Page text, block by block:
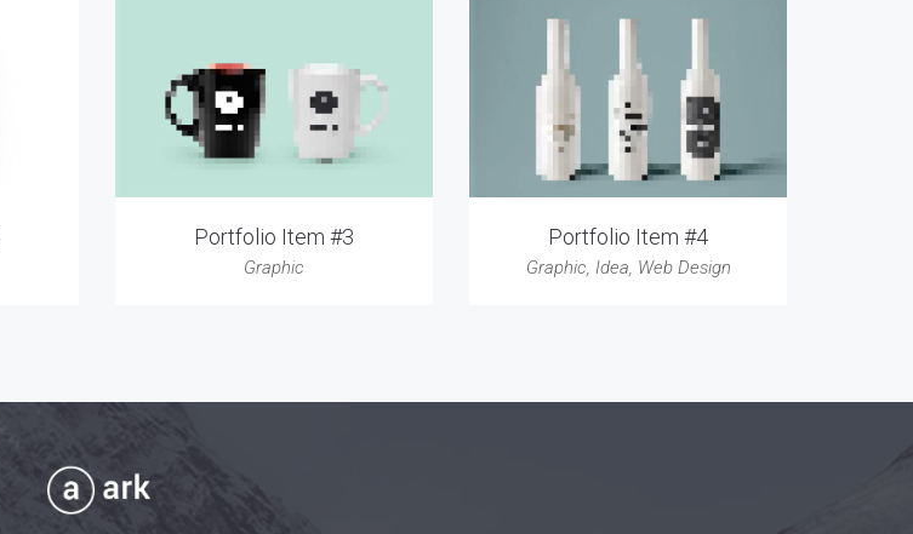
Portfolio Item #3
Graphic
Portfolio Item #4
Graphic, Idea, Web Design